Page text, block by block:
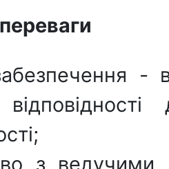
-
з ведучими